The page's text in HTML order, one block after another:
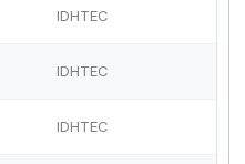
IDHTEC
IDHTEC
IDHTEC